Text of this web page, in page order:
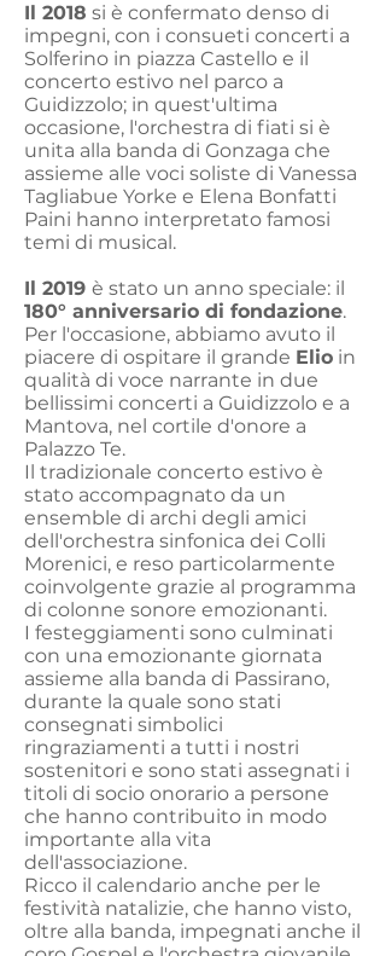
Il 2018 si è confermato denso di
impegni, con i consueti concerti a
Solferino in piazza Castello e il
concerto estivo nel parco a
Guidizzolo; in quest'ultima
occasione, l'orchestra di fiati si è
unita alla banda di Gonzaga che
assieme alle voci soliste di Vanessa
Tagliabue Yorke e Elena Bonfatti
Paini hanno interpretato famosi
temi di musical.
Il 2019 è stato un anno speciale: il
180° anniversario di fondazione.
Per l'occasione, abbiamo avuto il
piacere di ospitare il grande Elio in
qualità di voce narrante in due
bellissimi concerti a Guidizzolo e a
Mantova, nel cortile d'onore a
Palazzo Te.
Il tradizionale concerto estivo è
stato accompagnato da un
ensemble di archi degli amici
dell'orchestra sinfonica dei Colli
Morenici, e reso particolarmente
coinvolgente grazie al programma
di colonne sonore emozionanti.
I festeggiamenti sono culminati
con una emozionante giornata
assieme alla banda di Passirano,
durante la quale sono stati
consegnati simbolici
ringraziamenti a tutti i nostri
sostenitori e sono stati assegnati i
titoli di socio onorario a persone
che hanno contribuito in modo
importante alla vita
dell'associazione.
Ricco il calendario anche per le
festività natalizie, che hanno visto,
oltre alla banda, impegnati anche il